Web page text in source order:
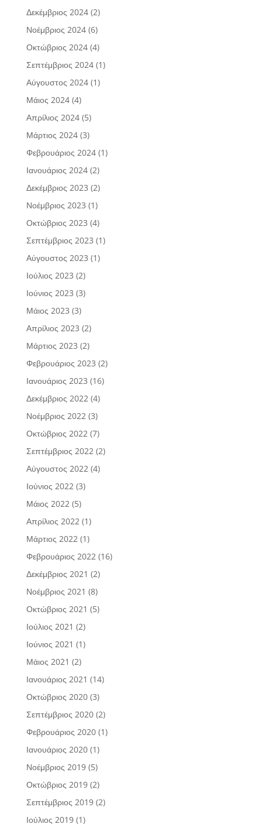
Δεκέμβριος 2024(2)
Νοέμβριος 2024(6)
Οκτώβριος 2024(4)
Σεπτέμβριος 2024(1)
Αύγουστος 2024(1)
Μάιος 2024(4)
Απρίλιος 2024(5)
Μάρτιος 2024(3)
Φεβρουάριος 2024(1)
Ιανουάριος 2024(2)
Δεκέμβριος 2023 (2)
Νοέμβριος 2023 (1)
Οκτώβριος 2023 (4)
Σεπτέμβριος 2023 (1)
Αύγουστος 2023 (1)
Ιούλιος 2023 (2)
Ιούνιος 2023 (3)
Μάιος 2023 (3)
Απρίλιος 2023 (2)
Μάρτιος 2023 (2)
Φεβρουάριος 2023 (2)
Ιανουάριος 2023 (16)
Δεκέμβριος 2022(4)
Νοέμβριος 2022(3)
Οκτώβριος 2022(7)
Σεπτέμβριος 2022(2)
Αύγουστος 2022(4)
Ιούνιος 2022(3)
Μάιος 2022(5)
Απρίλιος 2022(1)
Μάρτιος 2022(1)
Φεβρουάριος 2022(16)
Δεκέμβριος 2021 (2)
Νοέμβριος 2021 (8)
Οκτώβριος 2021 (5)
Ιούλιος 2021 (2)
Ιούνιος 2021 (1)
Μάιος 2021 (2)
Ιανουάριος 2021 (14)
Οκτώβριος 2020(3)
Σεπτέμβριος 2020(2)
Φεβρουάριος 2020(1)
Ιανουάριος 2020(1)
Νοέμβριος 2019(5)
Οκτώβριος 2019(2)
Σεπτέμβριος 2019(2)
Ιούλιος 2019(1)